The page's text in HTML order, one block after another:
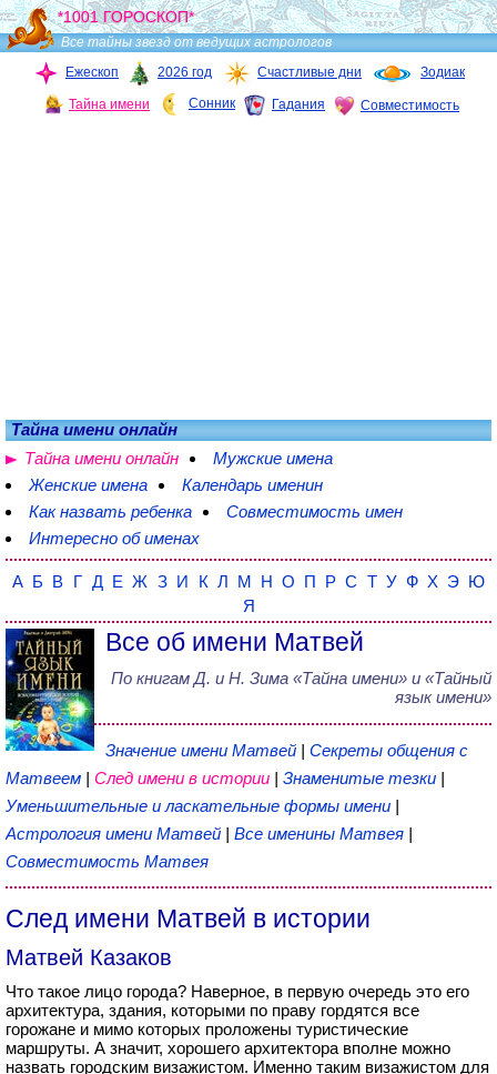
*1001 ГОРОСКОП*
Все тайны звезд от ведущих астрологов
Ежескоп
2026 год Счастливые дни Зодиак
Тайна имени Сонник Гадания Совместимость
Тайна имени онлайн
Тайна имени онлайн
Мужские имена
Женские имена
Календарь именин
Как назвать ребенка
Совместимость имен
Интересно об именах
А Б В Г Д Е Ж З И К Л М Н О П Р С Т У Ф Х Э Ю
Я
Все об имени Матвей
По книгам Д. и Н. Зима «Тайна имени» и «Тайный
язык имени»
Значение имени Матвей | Секреты общения с
Матвеем | След имени в истории | Знаменитые тезки |
Уменьшительные и ласкательные формы имени |
Астрология имени Матвей | Все именины Матвея |
Совместимость Матвея
След имени Матвей в истории
Матвей Казаков
Что такое лицо города? Наверное, в первую очередь это его
архитектура, здания, которыми по праву гордятся все
горожане и мимо которых проложены туристические
маршруты. А значит, хорошего архитектора вполне можно
назвать городским визажистом. Именно таким визажистом для